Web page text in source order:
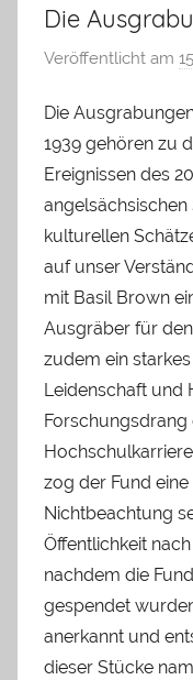
Die
Veröffentlicht am
Die
1939 gehören zu
Ereignissen des
kulturellen
auf unser
mit Basil Brown
Ausgräber für
zudem ein
Leidenschaft und
Forschungsdrang
zog der Fund
Nichtbeachtung
Öffentlichkeit
nachdem die
gespendet
anerkannt und
dieser Stücke